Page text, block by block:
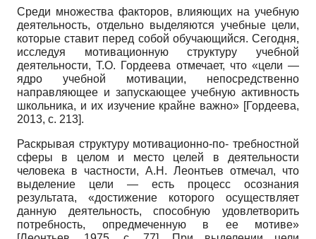
Среди множества факторов, влияющих на учебную
деятельность, отдельно выделяются учебные цели,
которые ставит перед собой обучающийся. Сегодня,
исследуя мотивацион­ную структуру учебной
деятельности, Т.О. Гор­деева отмечает, что «цели —
ядро учебной мотивации, непосредственно
направляющее и запускающее учебную активность
школьника, и их изучение крайне важно» [Гордеева,
2013, с. 213].
Раскрывая структуру мотивационно-по- требностной
сферы в целом и место целей в деятельности
человека в частности, А.Н. Ле­онтьев отмечал, что
выделение цели — есть процесс осознания
результата, «достижение которого осуществляет
данную деятельность, способную удовлетворить
потребность, опредмеченную в ее мотиве»